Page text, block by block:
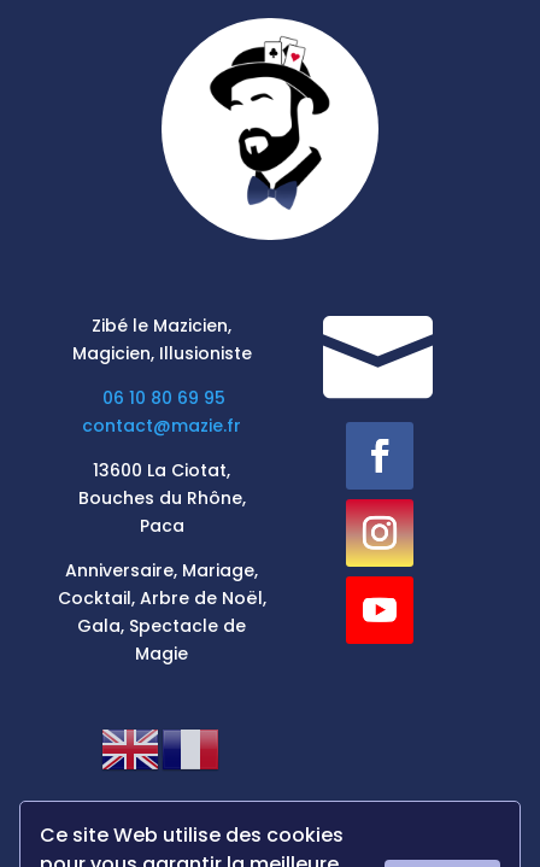
Ce site Web utilise des cookies
Zibé le Mazicien,
Magicien, Illusioniste
06 10 80 69 95
contact@mazie.fr
13600 La Ciotat,
Bouches du Rhône,
Paca
Anniversaire, Mariage,
Cocktail, Arbre de Noël,
Gala, Spectacle de
Magie
